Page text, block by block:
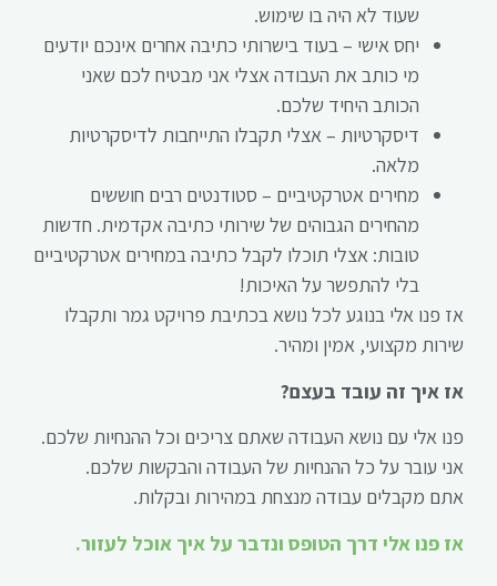
שעוד לא היה בו שימוש.
יחס אישי – בעוד בישרותי כתיבה אחרים אינכם יודעים
מי כותב את העבודה אצלי אני מבטיח לכם שאני
הכותב היחיד שלכם.
דיסקרטיות – אצלי תקבלו התייחבות לדיסקרטיות
מלאה.
מחירים אטרקטיביים – סטודנטים רבים חוששים
מהחירים הגבוהים של שירותי כתיבה אקדמית. חדשות
טובות: אצלי תוכלו לקבל כתיבה במחירים אטרקטיביים
בלי להתפשר על האיכות!
אז פנו אלי בנוגע לכל נושא בכתיבת פרויקט גמר ותקבלו
שירות מקצועי, אמין ומהיר.
אז איך זה עובד בעצם?
פנו אלי עם נושא העבודה שאתם צריכים וכל ההנחיות שלכם.
אני עובר על כל ההנחיות של העבודה והבקשות שלכם.
אתם מקבלים עבודה מנצחת במהירות ובקלות.
אז פנו אלי דרך הטופס ונדבר על איך אוכל לעזור.